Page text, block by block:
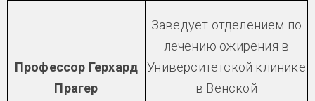
Профессор Герхард
Прагер
Заведует отделением по
лечению ожирения в
Университетской клинике
в Венской